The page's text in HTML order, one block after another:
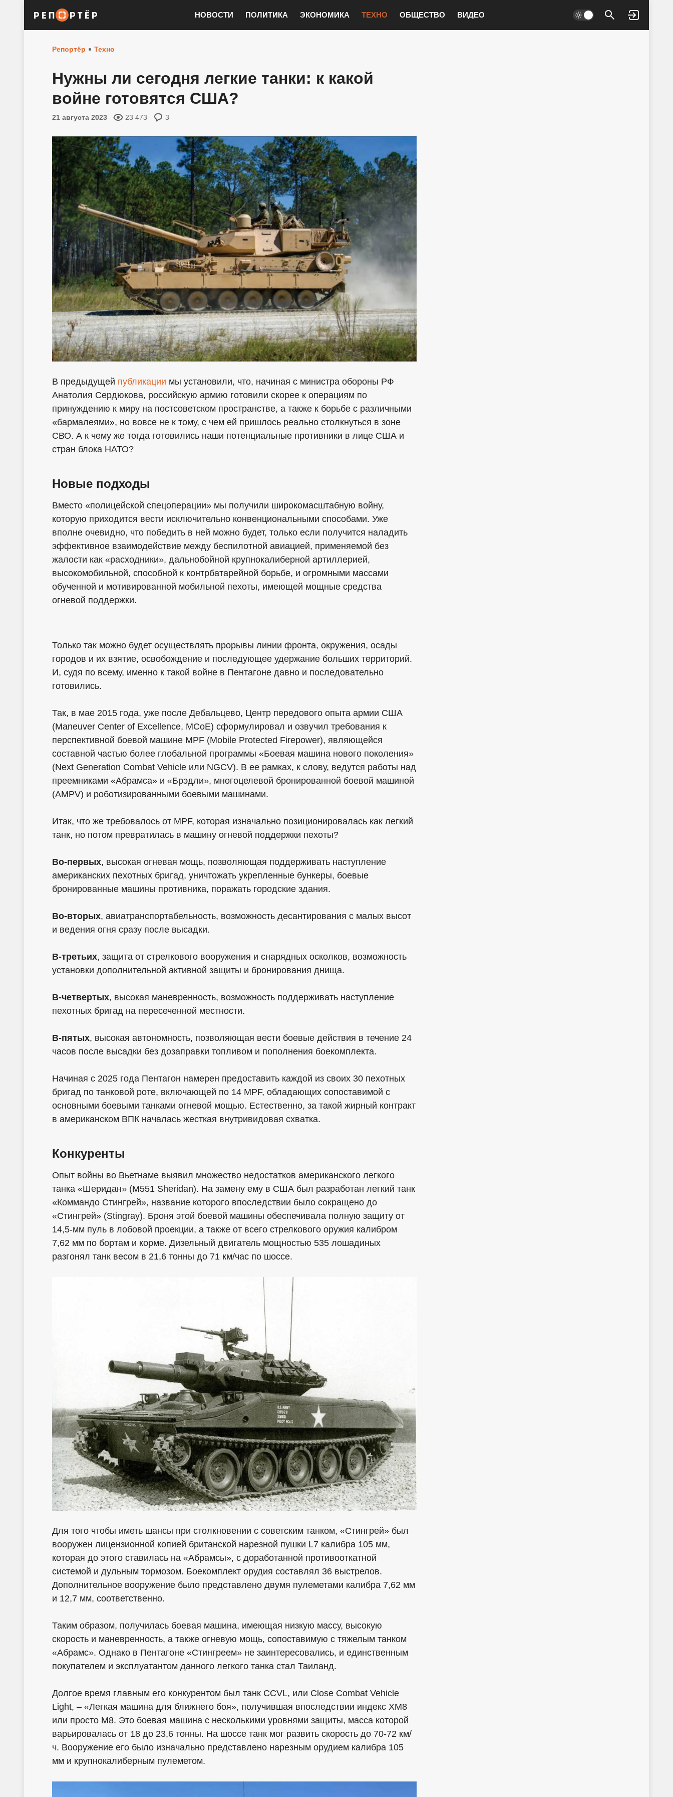
НОВОСТИ ПОЛИТИКА ЭКОНОМИКА ТЕХНО ОБЩЕСТВО ВИДЕО
Войти
Репортёр Техно
Нужны ли сегодня легкие танки: к какой
войне готовятся США?
21 августа 2023 23 473 3
В предыдущей публикации мы установили, что, начиная с министра обороны РФ
Анатолия Сердюкова, российскую армию готовили скорее к операциям по
принуждению к миру на постсоветском пространстве, а также к борьбе с различными
«бармалеями», но вовсе не к тому, с чем ей пришлось реально столкнуться в зоне
СВО. А к чему же тогда готовились наши потенциальные противники в лице США и
стран блока НАТО?
Новые подходы
Вместо «полицейской спецоперации» мы получили широкомасштабную войну,
которую приходится вести исключительно конвенциональными способами. Уже
вполне очевидно, что победить в ней можно будет, только если получится наладить
эффективное взаимодействие между беспилотной авиацией, применяемой без
жалости как «расходники», дальнобойной крупнокалиберной артиллерией,
высокомобильной, способной к контрбатарейной борьбе, и огромными массами
обученной и мотивированной мобильной пехоты, имеющей мощные средства
огневой поддержки.
Только так можно будет осуществлять прорывы линии фронта, окружения, осады
городов и их взятие, освобождение и последующее удержание больших территорий.
И, судя по всему, именно к такой войне в Пентагоне давно и последовательно
готовились.
Так, в мае 2015 года, уже после Дебальцево, Центр передового опыта армии США
(Maneuver Center of Excellence, MCoE) сформулировал и озвучил требования к
перспективной боевой машине MPF (Mobile Protected Firepower), являющейся
составной частью более глобальной программы «Боевая машина нового поколения»
(Next Generation Combat Vehicle или NGСV). В ее рамках, к слову, ведутся работы над
преемниками «Абрамса» и «Брэдли», многоцелевой бронированной боевой машиной
(AMPV) и роботизированными боевыми машинами.
Итак, что же требовалось от MPF, которая изначально позиционировалась как легкий
танк, но потом превратилась в машину огневой поддержки пехоты?
Во-первых, высокая огневая мощь, позволяющая поддерживать наступление
американских пехотных бригад, уничтожать укрепленные бункеры, боевые
бронированные машины противника, поражать городские здания.
Во-вторых, авиатранспортабельность, возможность десантирования с малых высот
и ведения огня сразу после высадки.
В-третьих, защита от стрелкового вооружения и снарядных осколков, возможность
установки дополнительной активной защиты и бронирования днища.
В-четвертых, высокая маневренность, возможность поддерживать наступление
пехотных бригад на пересеченной местности.
В-пятых, высокая автономность, позволяющая вести боевые действия в течение 24
часов после высадки без дозаправки топливом и пополнения боекомплекта.
Начиная с 2025 года Пентагон намерен предоставить каждой из своих 30 пехотных
бригад по танковой роте, включающей по 14 MPF, обладающих сопоставимой с
основными боевыми танками огневой мощью. Естественно, за такой жирный контракт
в американском ВПК началась жесткая внутривидовая схватка.
Конкуренты
Опыт войны во Вьетнаме выявил множество недостатков американского легкого
танка «Шеридан» (M551 Sheridan). На замену ему в США был разработан легкий танк
«Коммандо Стингрей», название которого впоследствии было сокращено до
«Стингрей» (Stingray). Броня этой боевой машины обеспечивала полную защиту от
14,5-мм пуль в лобовой проекции, а также от всего стрелкового оружия калибром
7,62 мм по бортам и корме. Дизельный двигатель мощностью 535 лошадиных
разгонял танк весом в 21,6 тонны до 71 км/час по шоссе.
Для того чтобы иметь шансы при столкновении с советским танком, «Стингрей» был
вооружен лицензионной копией британской нарезной пушки L7 калибра 105 мм,
которая до этого ставилась на «Абрамсы», с доработанной противооткатной
системой и дульным тормозом. Боекомплект орудия составлял 36 выстрелов.
Дополнительное вооружение было представлено двумя пулеметами калибра 7,62 мм
и 12,7 мм, соответственно.
Таким образом, получилась боевая машина, имеющая низкую массу, высокую
скорость и маневренность, а также огневую мощь, сопоставимую с тяжелым танком
«Абрамс». Однако в Пентагоне «Стингреем» не заинтересовались, и единственным
покупателем и эксплуатантом данного легкого танка стал Таиланд.
Долгое время главным его конкурентом был танк CCVL, или Close Combat Vehicle
Light, – «Легкая машина для ближнего боя», получившая впоследствии индекс XM8
или просто M8. Это боевая машина с несколькими уровнями защиты, масса которой
варьировалась от 18 до 23,6 тонны. На шоссе танк мог развить скорость до 70-72 км/
ч. Вооружение его было изначально представлено нарезным орудием калибра 105
мм и крупнокалиберным пулеметом.